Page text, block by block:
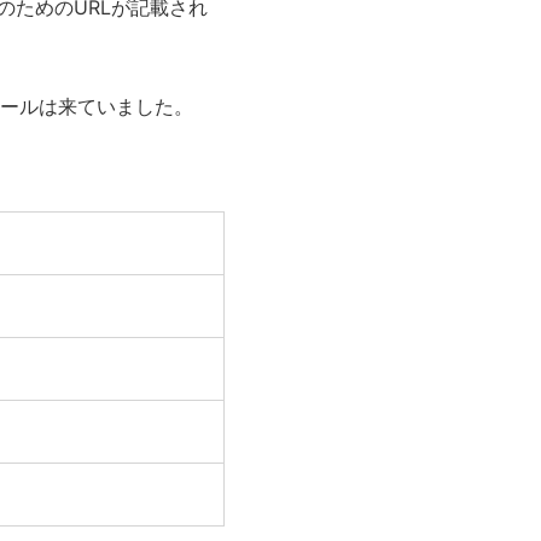
ためのURLが記載され
ルは来ていました。